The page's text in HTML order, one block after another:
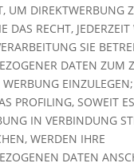
UM DIREKTWERBUNG
DAS RECHT,
SIE
DATEN ZUM
WERBUNG
PROFILING, SOWEIT
IN VERBINDUNG
WERDEN IHRE
DATEN